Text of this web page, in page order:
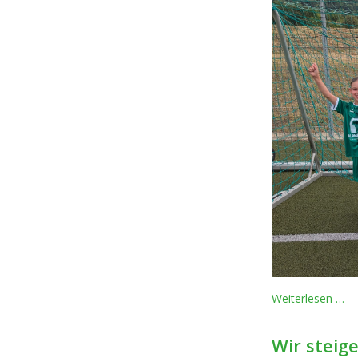
Weiterlesen …
E-
Wir